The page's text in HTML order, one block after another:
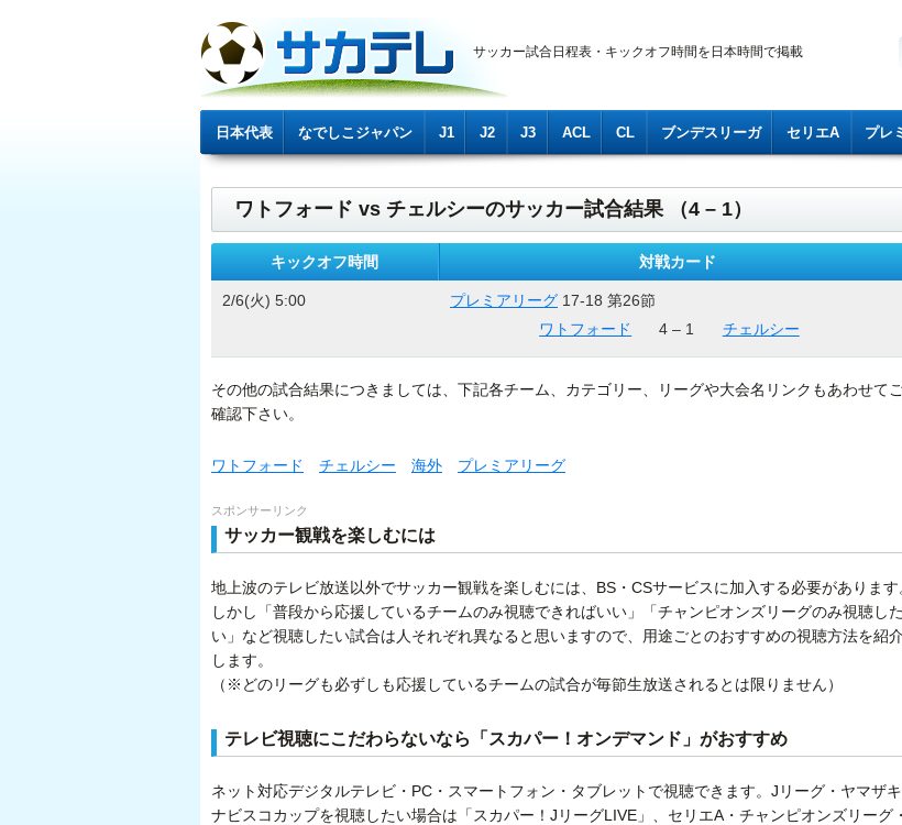
サッカー試合日程表・キックオフ時間を日本時間で掲載
日本代表 なでしこジャパン J1 J2 J3 ACL CL ブンデスリーガ セリエA プレ
ワトフォード vs チェルシーのサッカー試合結果 （4 – 1）
キックオフ時間 対戦カード
2/6(火) 5:00 プレミアリーグ 17-18 第26節
ワトフォード
4 – 1 チェルシー
その他の試合結果につきましては、下記各チーム、カテゴリー、リーグや大会名リンクもあわせて
確認下さい。
ワトフォード チェルシー 海外 プレミアリーグ
スポンサーリンク
サッカー観戦を楽しむには
地上波のテレビ放送以外でサッカー観戦を楽しむには、BS・CSサービスに加入する必要があります
しかし「普段から応援しているチームのみ視聴できればいい」「チャンピオンズリーグのみ視聴した
い」など視聴したい試合は人それぞれ異なると思いますので、用途ごとのおすすめの視聴方法を紹
します。
（※どのリーグも必ずしも応援しているチームの試合が毎節生放送されるとは限りません）
テレビ視聴にこだわらないなら「スカパー！オンデマンド」がおすすめ
ネット対応デジタルテレビ・PC・スマートフォン・タブレットで視聴できます。Jリーグ・ヤマザキ
ナビスコカップを視聴したい場合は「スカパー！JリーグLIVE」、セリエA・チャンピオンズリーグ・